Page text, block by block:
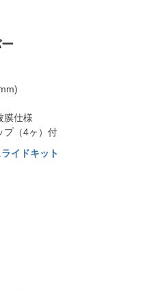
膜仕様
プ（4ヶ）付
イドキット